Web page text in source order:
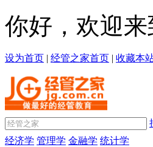
你好，欢迎
设为首页 | 经管之家首页 | 收藏本
经济学 管理学 金融学 统计学